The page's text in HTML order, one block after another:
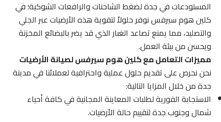
المستودعات في جدة لضغط الشاحنات والرافعات الشوكية؛ في
كلين هوم سيرفس نوفر حلولاً لتقوية هذه الأرضيات عبر الجلي
والتصليد، مما يمنع تصاعد الغبار الذي قد يضر بالبضائع المخزنة
ويحسن من بيئة العمل.
مميزات التعامل مع كلين هوم سيرفس لصيانة الأرضيات
نحن نحرص على تقديم حلول عملية واحترافية لعملائنا في مدينة
جدة من خلال المزايا التالية:
الاستجابة الفورية لطلبات المعاينة المجانية في كافة أحياء
شمال وجنوب جدة لتقييم حالة الأرضيات.